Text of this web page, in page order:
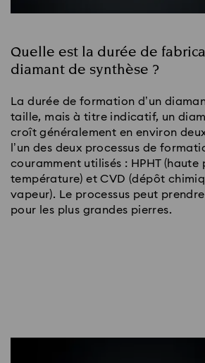
Quelle est la durée de
diamant de synthèse ?
La durée de formation d’un
taille, mais à titre indicatif, un
croît généralement en environ
l’un des deux processus de
couramment utilisés : HPHT (haute
température) et CVD (dépôt
vapeur). Le processus peut
pour les plus grandes pierres.